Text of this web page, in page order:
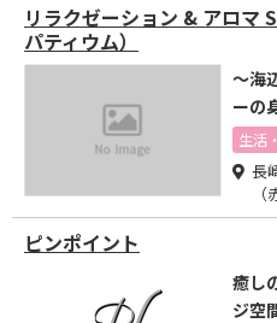
リラクゼーション & アロマ
パティウム）
～海
ーの
生活
長
ピンポイント
癒し
ジ空